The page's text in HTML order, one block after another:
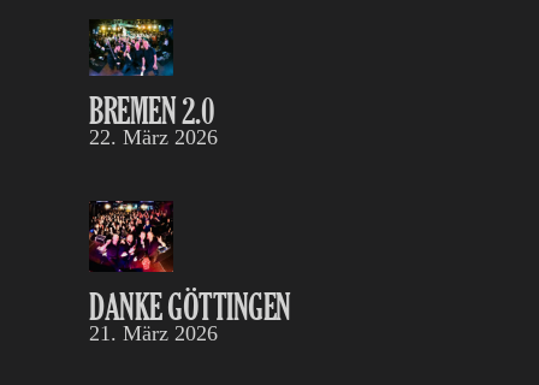
BREMEN 2.0
22. März 2026
DANKE GÖTTINGEN
21. März 2026